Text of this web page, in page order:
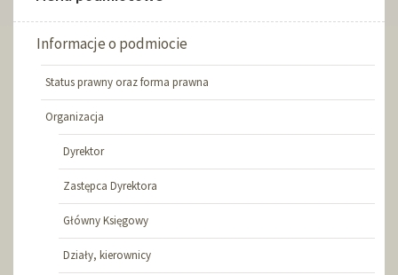
Informacje o podmiocie
Status prawny oraz forma prawna
Organizacja
Dyrektor
Zastępca Dyrektora
Główny Księgowy
Działy, kierownicy